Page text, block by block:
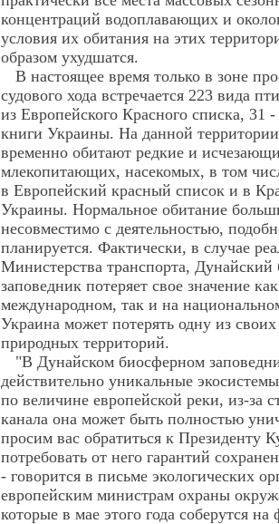
концентраций водоплавающих и
условия их обитания на этих
образом ухудшатся.
В настоящее время только в зоне
судового хода встречается 223 вида
из Европейского Красного списка, 31
книги Украины. На данной
временно обитают редкие и
млекопитающих, насекомых, в том
в Европейский красный список и в
Украины. Нормальное обитание
несовместимо с деятельностью,
планируется. Фактически, в случае
Министерства транспорта,
заповедник потеряет свое значение
международном, так и на
Украина может потерять одну из
природных территорий.
"В Дунайском биосферном
действительно уникальные
по величине европейской реки, из-за
канала она может быть полностью
просим вас обратиться к Президенту
потребовать от него гарантий
- говорится в письме экологических
европейским министрам охраны
которые в мае этого года соберутся